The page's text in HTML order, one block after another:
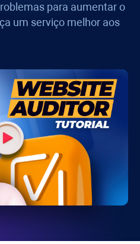
para aumentar o
um serviço melhor aos